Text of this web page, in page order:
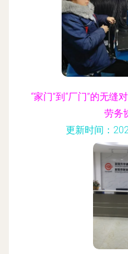
“家门”到“厂门”的无缝
劳务
更新时间：